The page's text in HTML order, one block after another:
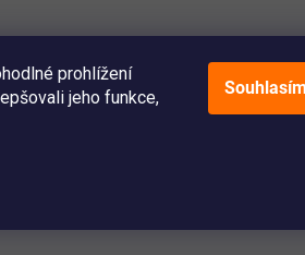
prohlížení
jeho funkce,
Souhlasím